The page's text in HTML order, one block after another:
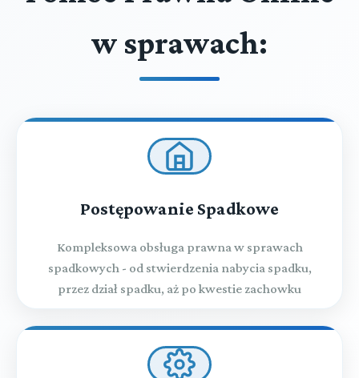
w sprawach:
Postępowanie Spadkowe
Kompleksowa obsługa prawna w sprawach
spadkowych - od stwierdzenia nabycia spadku,
przez dział spadku, aż po kwestie zachowku